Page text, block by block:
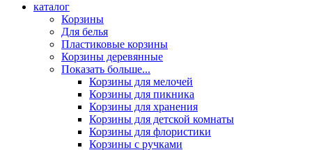
каталог
Корзины
Для белья
Пластиковые корзины
Корзины деревянные
Показать больше...
Корзины для мелочей
Корзины для пикника
Корзины для хранения
Корзины для детской комнаты
Корзины для флористики
Корзины с ручками